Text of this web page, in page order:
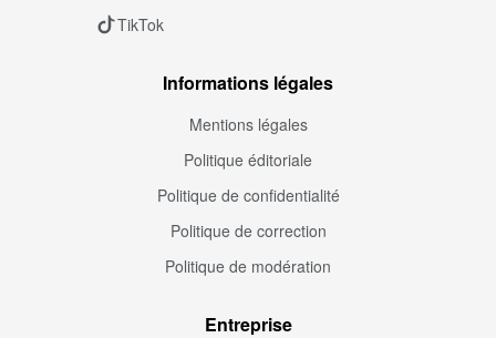
TikTok
Informations légales
Mentions légales
Politique éditoriale
Politique de confidentialité
Politique de correction
Politique de modération
Entreprise